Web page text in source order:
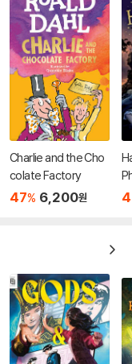
Charlie and the Cho
colate Factory
47% 6,200원
(